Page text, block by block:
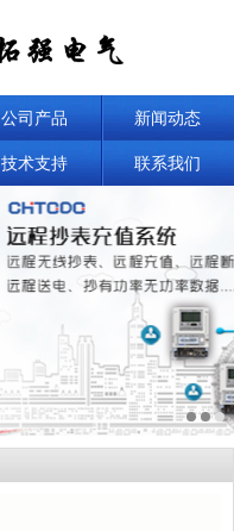
公司产品 新闻动态
技术支持 联系我们